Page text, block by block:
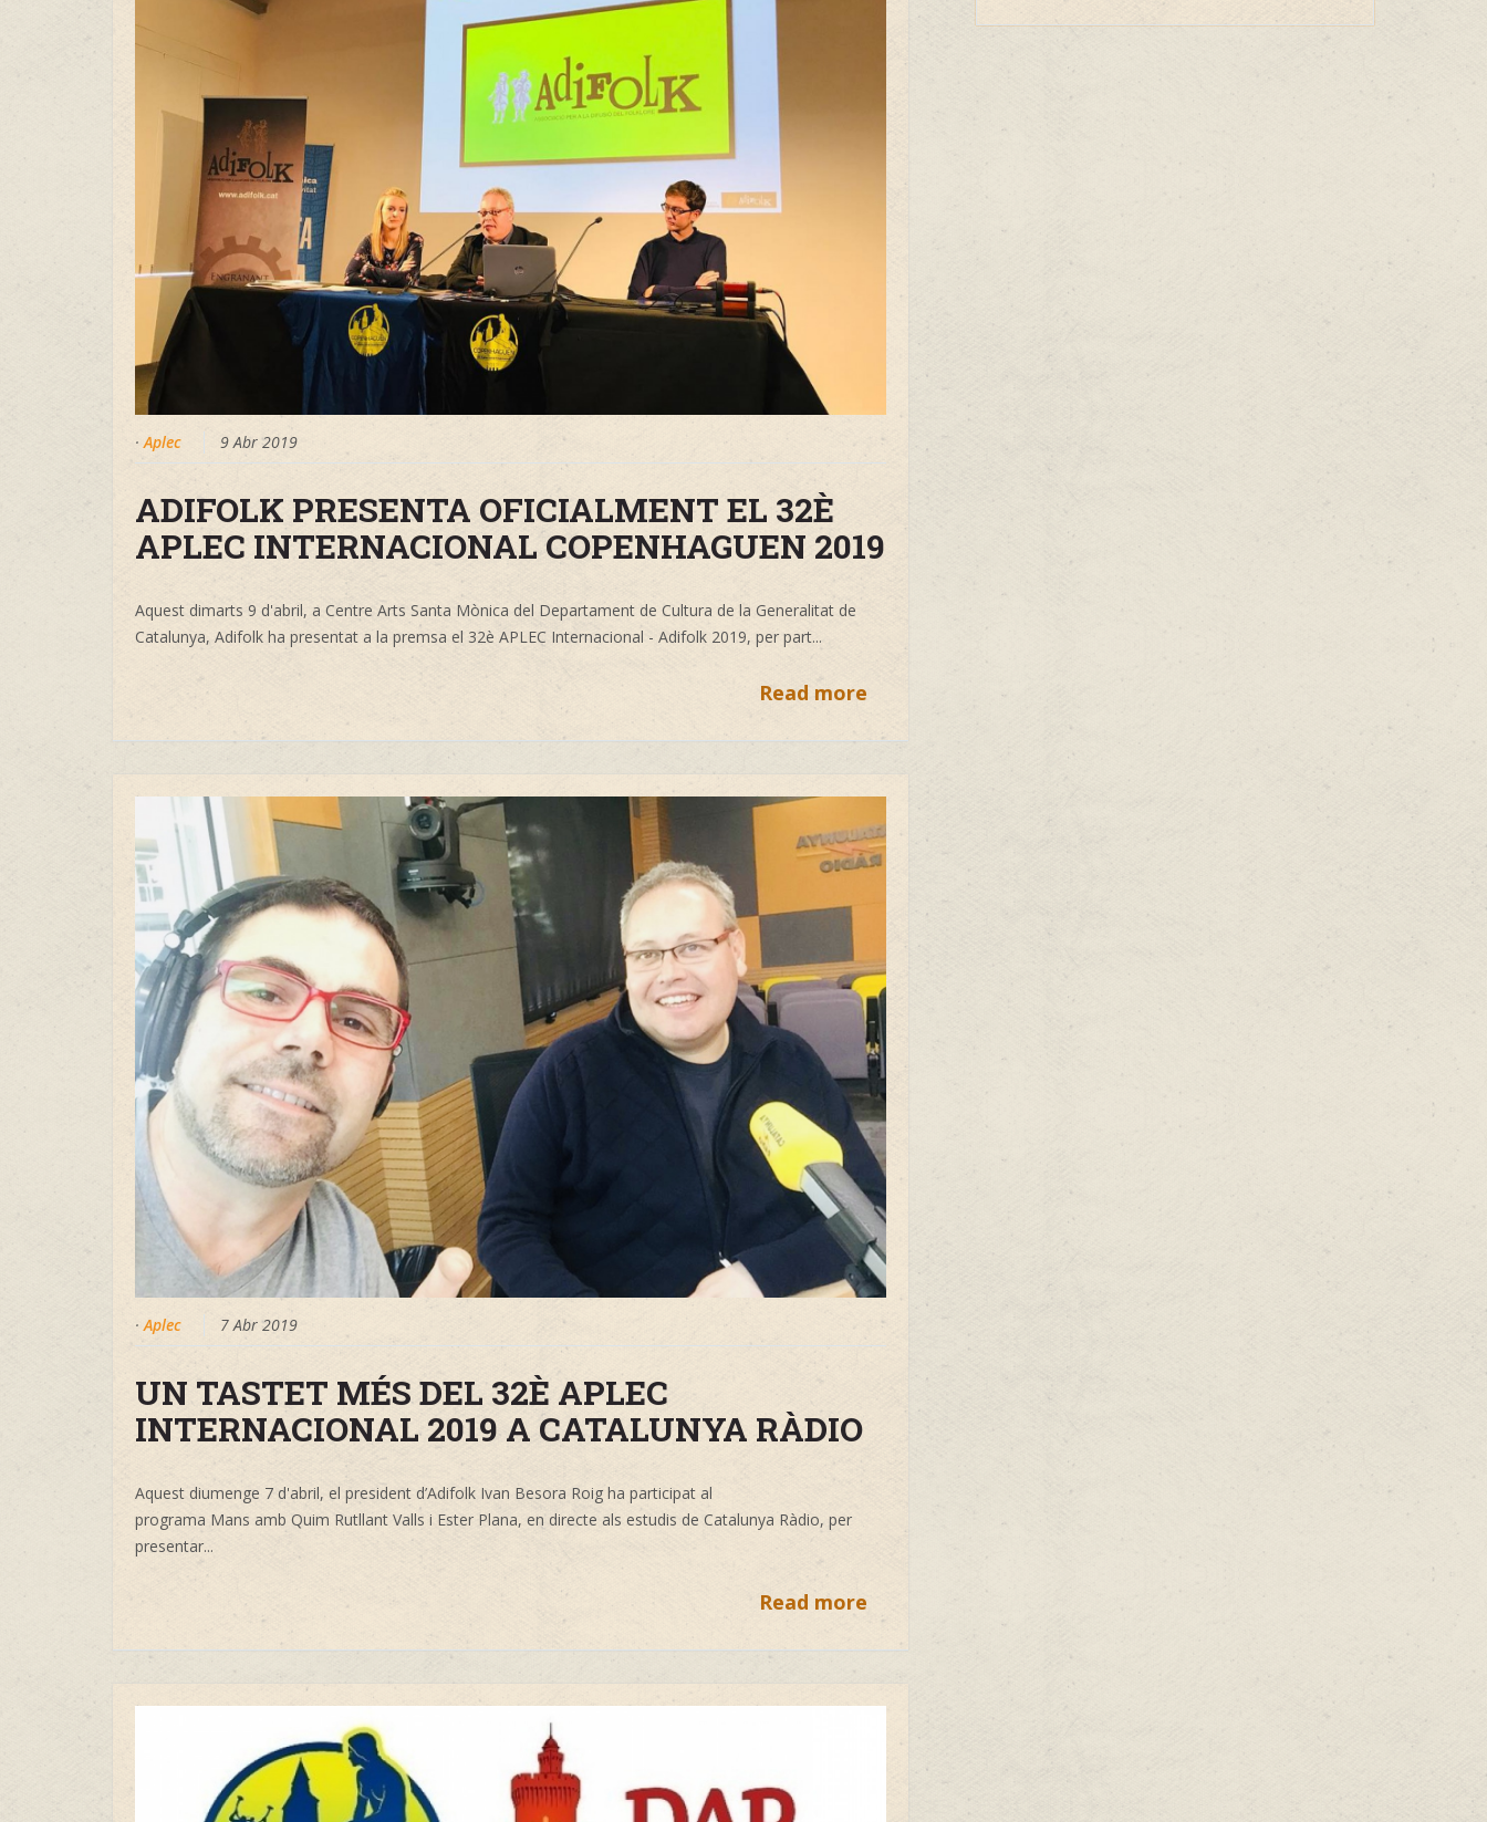
·Aplec 9 Abr 2019
ADIFOLK PRESENTA OFICIALMENT EL 32È
APLEC INTERNACIONAL COPENHAGUEN 2019
Aquest dimarts 9 d'abril, a Centre Arts Santa Mònica del Departament de Cultura de la Generalitat de
Catalunya, Adifolk ha presentat a la premsa el 32è APLEC Internacional - Adifolk 2019, per part...
Read more
· Aplec 7 Abr 2019
UN TASTET MÉS DEL 32È APLEC
INTERNACIONAL 2019 A CATALUNYA RÀDIO
Aquest diumenge 7 d'abril, el president d’Adifolk Ivan Besora Roig ha participat al
programa Mans amb Quim Rutllant Valls i Ester Plana, en directe als estudis de Catalunya Ràdio, per
presentar...
Read more